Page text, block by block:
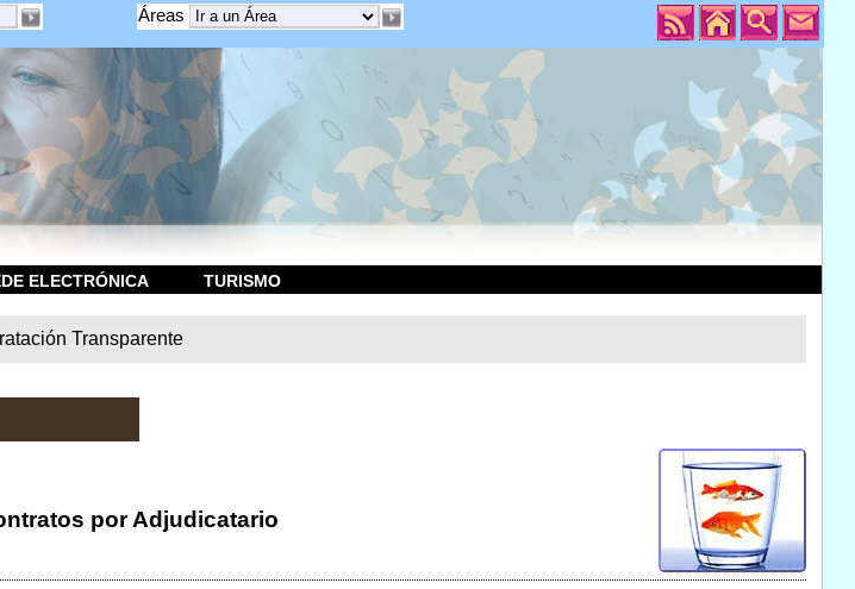
Áreas
ELECTRÓNICA TURISMO
Transparente
por Adjudicatario